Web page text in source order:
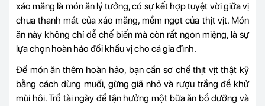
xáo măng là món ăn lý tưởng, có sự kết hợp tuyệt vời giữa vị
chua thanh mát của xáo măng, mềm ngọt của thịt vịt. Món
ăn này không chỉ dễ chế biến mà còn rất ngon miệng, là sự
lựa chọn hoàn hảo đổi khẩu vị cho cả gia đình.
Để món ăn thêm hoàn hảo, bạn cần sơ chế thịt vịt thật kỹ
bằng cách dùng muối, gừng giã nhỏ và rượu trắng để khử
mùi hôi. Trổ tài ngày để tận hưởng một bữa ăn bổ dưỡng và